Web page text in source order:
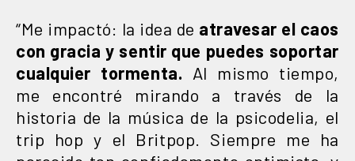
“Me impactó: la idea de atravesar el caos
con gracia y sentir que puedes soportar
cualquier tormenta. Al mismo tiempo,
me encontré mirando a través de la
historia de la música de la psicodelia, el
trip hop y el Britpop. Siempre me ha